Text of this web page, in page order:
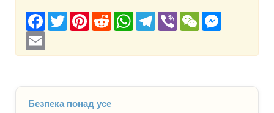
Facebook
TwitterPinterestRedditWhatsAppTelegram
Viber WeChat
Безпека понад усе